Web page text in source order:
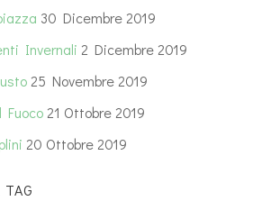
30 Dicembre 2019
Invernali 2 Dicembre 2019
25 Novembre 2019
Fuoco 21 Ottobre 2019
20 Ottobre 2019
TAG